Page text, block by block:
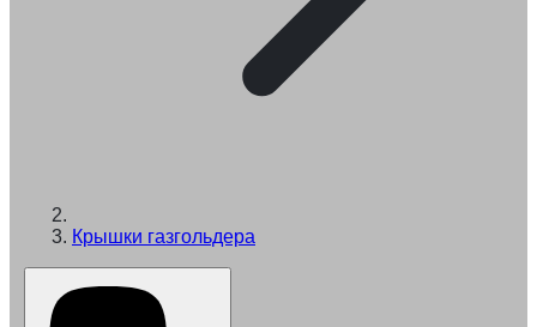
Крышки газгольдера